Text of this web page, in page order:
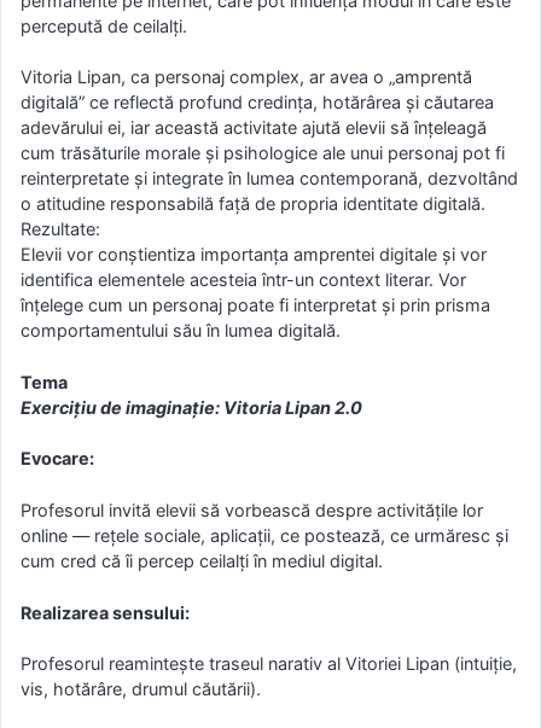
percepută de ceilalți.
Vitoria Lipan, ca personaj complex, ar avea o „amprentă
digitală” ce reflectă profund credința, hotărârea și căutarea
adevărului ei, iar această activitate ajută elevii să înțeleagă
cum trăsăturile morale și psihologice ale unui personaj pot fi
reinterpretate și integrate în lumea contemporană, dezvoltând
o atitudine responsabilă față de propria identitate digitală.
Rezultate:
Elevii vor conștientiza importanța amprentei digitale și vor
identifica elementele acesteia într-un context literar. Vor
înțelege cum un personaj poate fi interpretat și prin prisma
comportamentului său în lumea digitală.
Tema
Exercițiu de imaginație: Vitoria Lipan 2.0
Evocare:
Profesorul invită elevii să vorbească despre activitățile lor
online — rețele sociale, aplicații, ce postează, ce urmăresc și
cum cred că îi percep ceilalți în mediul digital.
Realizarea sensului:
Profesorul reamintește traseul narativ al Vitoriei Lipan (intuiție,
vis, hotărâre, drumul căutării).